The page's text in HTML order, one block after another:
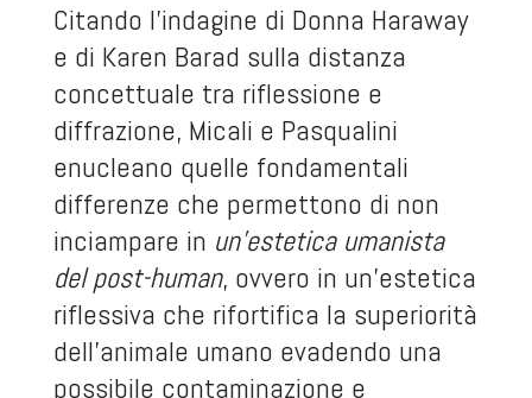
Citando l’indagine di Donna Haraway
e di Karen Barad sulla distanza
concettuale tra riflessione e
diffrazione, Micali e Pasqualini
enucleano quelle fondamentali
differenze che permettono di non
inciampare in un’estetica umanista
del post-human, ovvero in un’estetica
riflessiva che rifortifica la superiorità
dell’animale umano evadendo una
possibile contaminazione e